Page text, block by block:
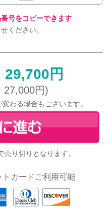
号をコピーできます
ください。
29,700円
27,000円)
わる場合もございます。
り切りとなります。
カードご利用可能